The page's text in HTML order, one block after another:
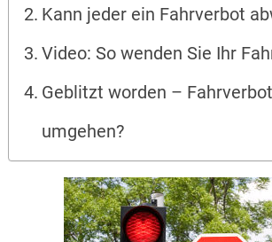
Kann jeder ein Fahrverbot
Video: So wenden Sie Ihr
Geblitzt worden – Fahrverbot
umgehen?